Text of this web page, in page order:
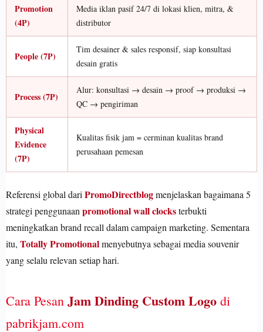
Promotion
(4P)
Media iklan pasif 24/7 di lokasi klien, mitra, &
distributor
People (7P)
Tim desainer & sales responsif, siap konsultasi
desain gratis
Process (7P)
Alur: konsultasi → desain → proof → produksi →
QC → pengiriman
Physical
Evidence
(7P)
Kualitas fisik jam = cerminan kualitas brand
perusahaan pemesan
Referensi global dari PromoDirectblogmenjelaskan bagaimana 5
strategi penggunaan promotional wall clocksterbukti
meningkatkan brand recall dalam campaign marketing. Sementara
itu, Totally Promotionalmenyebutnya sebagai media souvenir
yang selalu relevan setiap hari.
Cara Pesan Jam Dinding Custom Logo di
pabrikjam.com